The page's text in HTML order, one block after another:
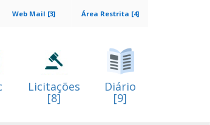
Área Restrita [4]
Web Mail [3]
Licitações
[8]
Diário
[9]